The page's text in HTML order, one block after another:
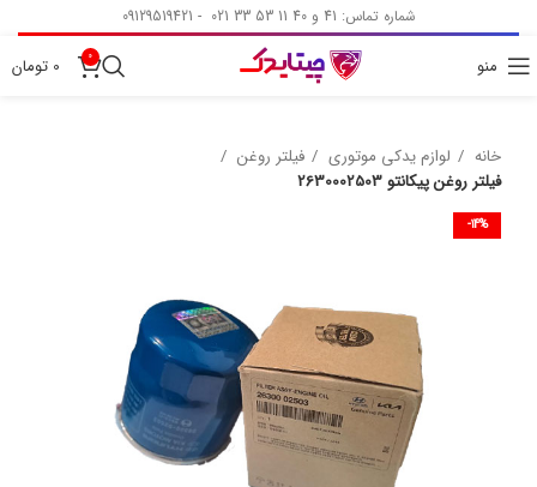
شماره تماس: 41 و 40 11 53 33 021 - 09129519421
منو 0
0 تومان
خانه لوازم یدکی موتوری
فیلتر روغن
فیلتر روغن پیکانتو 2630002503
-14%